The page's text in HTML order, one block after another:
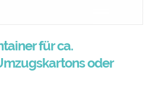
für ca.
oder